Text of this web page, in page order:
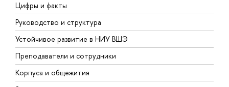
Цифры и факты
Руководство и структура
Устойчивое развитие в НИУ ВШЭ
Преподаватели и сотрудники
Корпуса и общежития